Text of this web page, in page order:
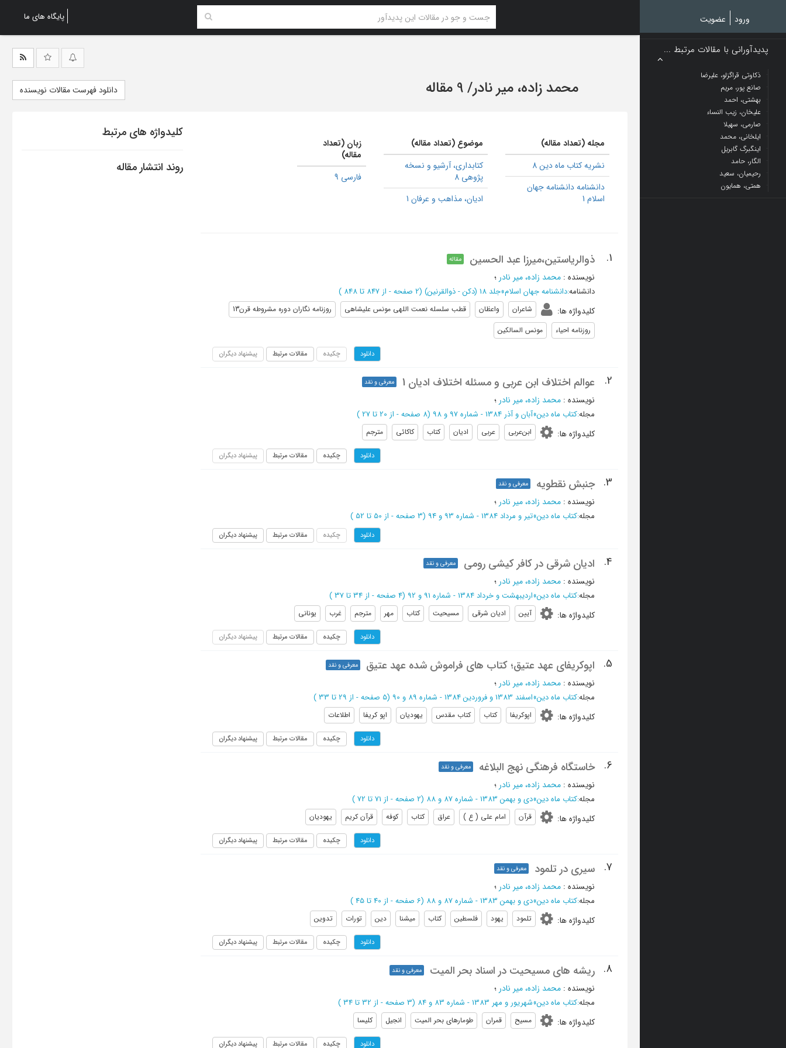
پایگاه های ما ورود عضویت
پدیدآورانی با مقالات مرتبط ...
ذکاوتی قراگزلو، علیرضا
صانع پور، مریم
بهشتی، احمد
علیخان، زیب النساء
صارمی، سهیلا
ایلخانی، محمد
اینگبرگ گابریل
الگار، حامد
رحیمیان، سعید
همتی، همایون
محمد زاده، میر نادر/9 مقاله دانلود فهرست مقالات نویسنده
مجله (تعداد مقاله)
نشریه کتاب ماه دین 8
دانشنامه دانشنامه جهان
اسلام 1
موضوع (تعداد مقاله)
كتابداری، آرشیو و نسخه
پژوهی 8
ادیان، مذاهب و عرفان 1
زبان (تعداد
مقاله)
فارسی 9
1. ذوالریاستین،میرزا عبد الحسین مقاله
نویسنده : محمد زاده، میر نادر ؛
دانشنامه:دانشنامه جهان اسلام»جلد 18 (دکن - ذوالقرنین) (‎2 صفحه - از 847 تا 848 )
کلیدواژه ها: شاعران واعظان قطب سلسله نعمت اللهی مونس علیشاهی
روزنامه نگاران دوره مشروطه قرن13
روزنامه احیاء
مونس السالکین
دانلود چکیده مقالات مرتبط پیشنهاد دیگران
2. عوالم اختلاف ابن عربی و مسئله اختلاف ادیان 1 معرفی و نقد
نویسنده : محمد زاده، میر نادر ؛
مجله:کتاب ماه دین»آبان و آذر 1384 - شماره 97 و 98 (‎8 صفحه - از 20 تا 27 )
کلیدواژه ها: ابن‌عربی عربی ادیان کتاب کاکائی مترجم
دانلود چکیده مقالات مرتبط پیشنهاد دیگران
3. جنبش نقطویه معرفی و نقد
نویسنده : محمد زاده، میر نادر ؛
مجله:کتاب ماه دین»تير و مرداد 1384 - شماره 93 و 94 (‎3 صفحه - از 50 تا 52 )
دانلود چکیده مقالات مرتبط پیشنهاد دیگران
4. ادیان شرقی در کافر کیشی رومی معرفی و نقد
نویسنده : محمد زاده، میر نادر ؛
مجله:کتاب ماه دین»ارديبهشت و خرداد 1384 - شماره 91 و 92 (‎4 صفحه - از 34 تا 37 )
کلیدواژه ها: آیین ادیان شرقی مسیحیت کتاب مهر مترجم غرب یونانی
دانلود چکیده مقالات مرتبط پیشنهاد دیگران
5. اپوکریفای عهد عتیق؛ کتاب های فراموش شده عهد عتیق معرفی و نقد
نویسنده : محمد زاده، میر نادر ؛
مجله:کتاب ماه دین»اسفند 1383 و فروردين 1384 - شماره 89 و 90 (‎5 صفحه - از 29 تا 33 )
کلیدواژه ها: اپوکریفا کتاب کتاب مقدس یهودیان اپو کریفا اطلاعات
دانلود چکیده مقالات مرتبط پیشنهاد دیگران
6. خاستگاه فرهنگی نهج البلاغه معرفی و نقد
نویسنده : محمد زاده، میر نادر ؛
مجله:کتاب ماه دین»دي و بهمن 1383 - شماره 87 و 88 (‎2 صفحه - از 71 تا 72 )
کلیدواژه ها: قرآن امام علی ( ع ) عراق کتاب کوفه قرآن کریم یهودیان
دانلود چکیده مقالات مرتبط پیشنهاد دیگران
7. سیری در تلمود معرفی و نقد
نویسنده : محمد زاده، میر نادر ؛
مجله:کتاب ماه دین»دي و بهمن 1383 - شماره 87 و 88 (‎6 صفحه - از 40 تا 45 )
کلیدواژه ها: تلمود یهود فلسطین کتاب میشنا دین تورات تدوین
دانلود چکیده مقالات مرتبط پیشنهاد دیگران
8. ریشه های مسیحیت در اسناد بحر المیت معرفی و نقد
نویسنده : محمد زاده، میر نادر ؛
مجله:کتاب ماه دین»شهريور و مهر 1383 - شماره 83 و 84 (‎3 صفحه - از 32 تا 34 )
کلیدواژه ها: مسیح قمران طومارهای بحر المیت انجیل کلیسا
دانلود چکیده مقالات مرتبط پیشنهاد دیگران
کلیدواژه های مرتبط
روند انتشار مقاله